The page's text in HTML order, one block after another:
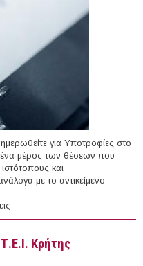
για Υποτροφίες στο
ένα μέρος των θέσεων που
και
με το αντικείμενο
εξωτερικό (09/06/2016)
Κρήτης